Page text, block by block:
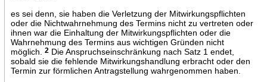
es sei denn, sie haben die Verletzung der Mitwirkungspflichten
oder die Nichtwahrnehmung des Termins nicht zu vertreten oder
ihnen war die Einhaltung der Mitwirkungspflichten oder die
Wahrnehmung des Termins aus wichtigen Gründen nicht
möglich.
2Die Anspruchseinschränkung nach Satz 1 endet,
sobald sie die fehlende Mitwirkungshandlung erbracht oder den
Termin zur förmlichen Antragstellung wahrgenommen haben.